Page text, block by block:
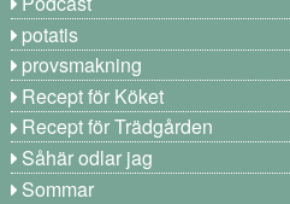
potatis
provsmakning
Recept för Köket
Recept för Trädgården
Såhär odlar jag
Sommar